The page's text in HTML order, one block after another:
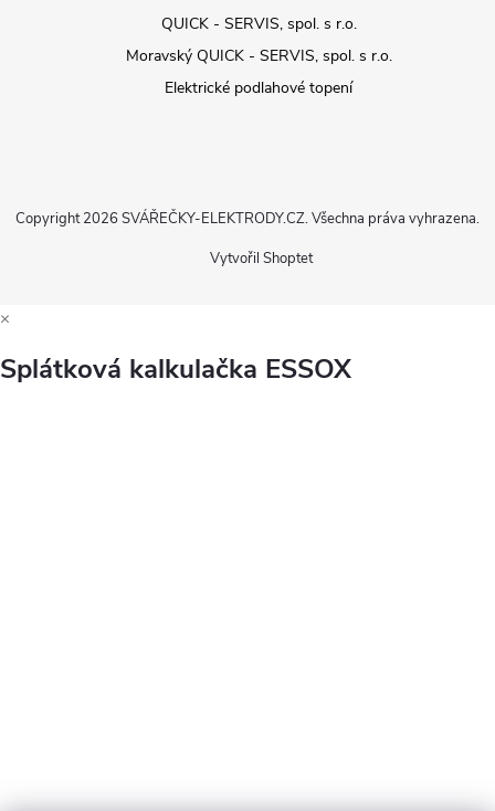
QUICK - SERVIS, spol. s r.o.
Moravský QUICK - SERVIS, spol. s r.o.
Elektrické podlahové topení
Vytvořil Shoptet
Copyright 2026 SVÁŘEČKY-ELEKTRODY.CZ. Všechna práva vyhrazena.
×
Splátková kalkulačka ESSOX